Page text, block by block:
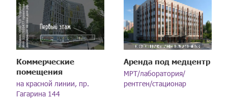
Коммерческие
помещения
на красной линии, пр.
Гагарина 144
Аренда под медцентр
МРТ/лаборатория/
рентген/стационар